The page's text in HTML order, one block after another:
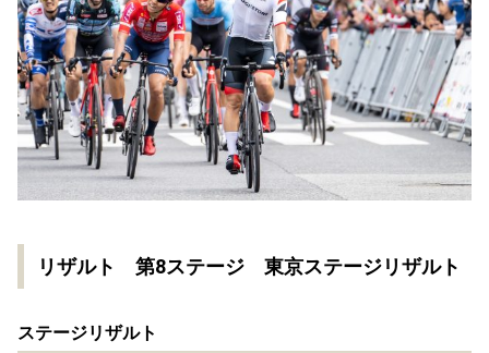
リザルト 第8ステージ 東京ステージリザルト
ステージリザルト